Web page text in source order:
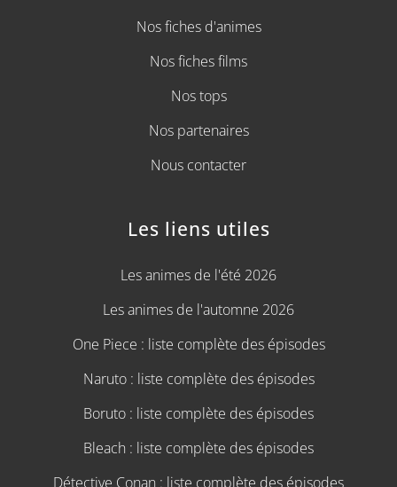
Nos fiches d'animes
Nos fiches films
Nos tops
Nos partenaires
Nous contacter
Les liens utiles
Les animes de l'été 2026
Les animes de l'automne 2026
One Piece : liste complète des épisodes
Naruto : liste complète des épisodes
Boruto : liste complète des épisodes
Bleach : liste complète des épisodes
Détective Conan : liste complète des épisodes